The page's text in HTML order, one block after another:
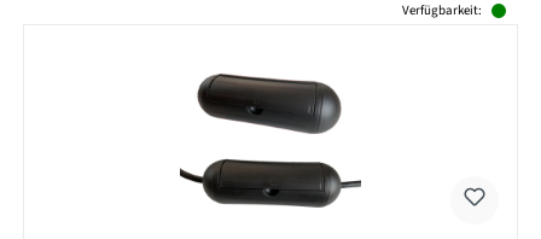
Verfügbarkeit: